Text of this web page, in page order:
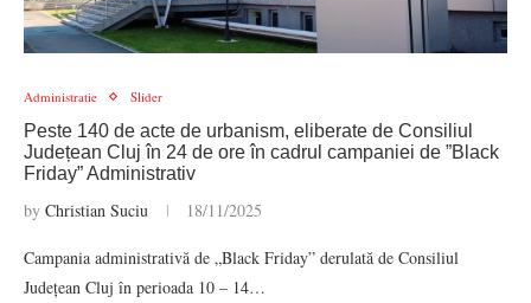
Administratie Slider
Peste 140 de acte de urbanism, eliberate de Consiliul
Județean Cluj în 24 de ore în cadrul campaniei de ”Black
Friday” Administrativ
by Christian Suciu 18/11/2025
Campania administrativă de „Black Friday” derulată de Consiliul
Județean Cluj în perioada 10 – 14…